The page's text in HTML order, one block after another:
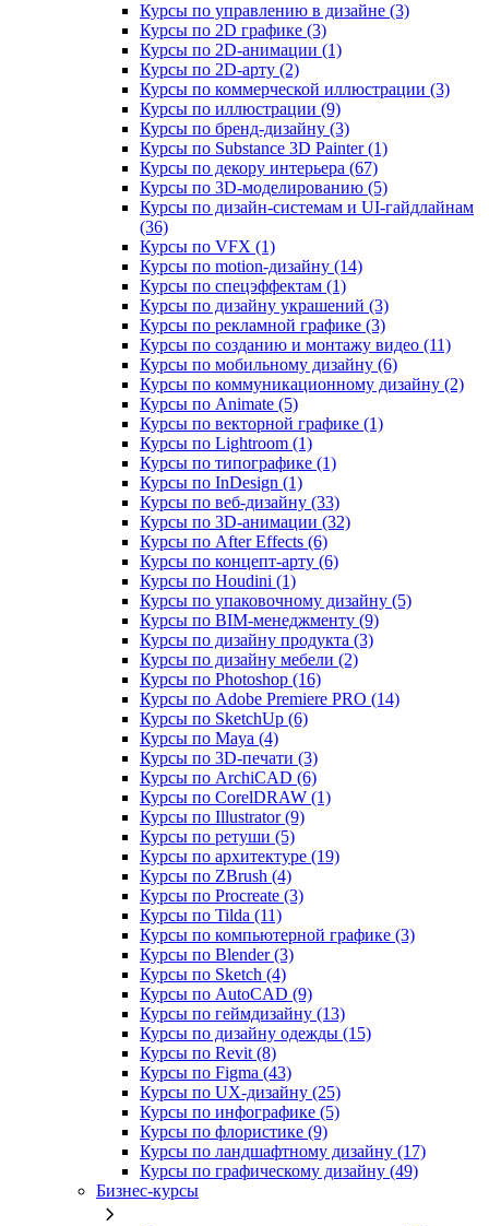
Курсы по управлению в дизайне (3)
Курсы по 2D графике (3)
Курсы по 2D‑анимации (1)
Курсы по 2D‑арту (2)
Курсы по коммерческой иллюстрации (3)
Курсы по иллюстрации (9)
Курсы по бренд‑дизайну (3)
Курсы по Substance 3D Painter (1)
Курсы по декору интерьера (67)
Курсы по 3D‑моделированию (5)
Курсы по дизайн-системам и UI-гайдлайнам
(36)
Курсы по VFX (1)
Курсы по motion-дизайну (14)
Курсы по спецэффектам (1)
Курсы по дизайну украшений (3)
Курсы по рекламной графике (3)
Курсы по созданию и монтажу видео (11)
Курсы по мобильному дизайну (6)
Курсы по коммуникационному дизайну (2)
Курсы по Animate (5)
Курсы по векторной графике (1)
Курсы по Lightroom (1)
Курсы по типографике (1)
Курсы по InDesign (1)
Курсы по веб‑дизайну (33)
Курсы по 3D‑анимации (32)
Курсы по After Effects (6)
Курсы по концепт‑арту (6)
Курсы по Houdini (1)
Курсы по упаковочному дизайну (5)
Курсы по BIM‑менеджменту (9)
Курсы по дизайну продукта (3)
Курсы по дизайну мебели (2)
Курсы по Photoshop (16)
Курсы по Adobe Premiere PRO (14)
Курсы по SketchUp (6)
Курсы по Maya (4)
Курсы по 3D-печати (3)
Курсы по ArchiCAD (6)
Курсы по CorelDRAW (1)
Курсы по Illustrator (9)
Курсы по ретуши (5)
Курсы по архитектуре (19)
Курсы по ZBrush (4)
Курсы по Procreate (3)
Курсы по Tilda (11)
Курсы по компьютерной графике (3)
Курсы по Blender (3)
Курсы по Sketch (4)
Курсы по AutoCAD (9)
Курсы по геймдизайну (13)
Курсы по дизайну одежды (15)
Курсы по Revit (8)
Курсы по Figma (43)
Курсы по UX‑дизайну (25)
Курсы по инфографике (5)
Курсы по флористике (9)
Курсы по ландшафтному дизайну (17)
Курсы по графическому дизайну (49)
Бизнес-курсы